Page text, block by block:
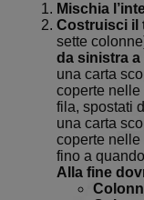
Mischia
Costruisci il
sette
da sinistra a
una carta
coperte
fila, spostati
una carta
coperte
fino a
Alla fine